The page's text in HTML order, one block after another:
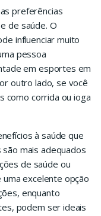
preferências
de saúde. O
influenciar muito
pessoa
em esportes em
outro lado, se você
como corrida ou ioga
à saúde que
mais adequados
de saúde ou
excelente opção
enquanto
podem ser ideais